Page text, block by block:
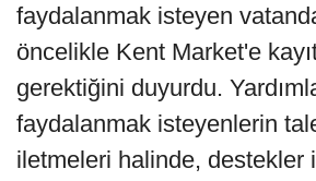
faydalanmak isteyen
öncelikle Kent Market'e
gerektiğini duyurdu.
faydalanmak isteyenlerin
iletmeleri halinde, destekler